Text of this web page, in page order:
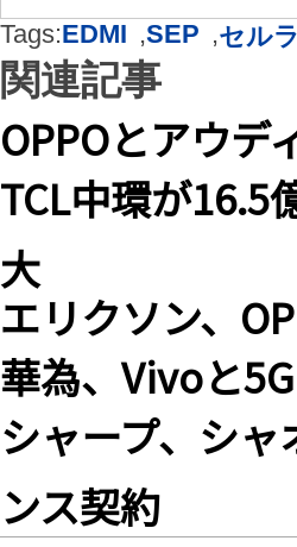
Tags:EDMI ,SEP ,セル
関連記事
OPPOとアウデ
TCL中環が16.5
大
エリクソン、
華為、Vivoと
シャープ、シ
ンス契約